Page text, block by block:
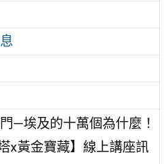
門—埃及的十萬個為什麼！
x黃金寶藏】線上講座訊